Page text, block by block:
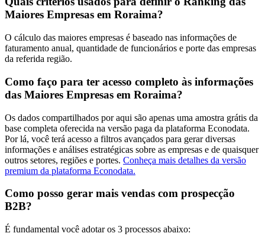
Maiores Empresas em Roraima?
O cálculo das maiores empresas é baseado nas informações de
faturamento anual, quantidade de funcionários e porte das empresas
da referida região.
Como faço para ter acesso completo às informações
das Maiores Empresas em Roraima?
Os dados compartilhados por aqui são apenas uma amostra grátis da
base completa oferecida na versão paga da plataforma Econodata.
Por lá, você terá acesso a filtros avançados para gerar diversas
informações e análises estratégicas sobre as empresas e de quaisquer
outros setores, regiões e portes. Conheça mais detalhes da versão
premium da plataforma Econodata.
Como posso gerar mais vendas com prospecção
B2B?
É fundamental você adotar os 3 processos abaixo: